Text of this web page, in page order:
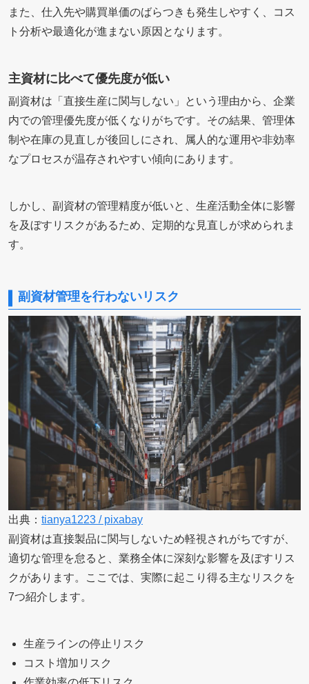
また、仕入先や購買単価のばらつきも発生しやすく、コス
ト分析や最適化が進まない原因となります。
主資材に比べて優先度が低い
副資材は「直接生産に関与しない」という理由から、企業
内での管理優先度が低くなりがちです。その結果、管理体
制や在庫の見直しが後回しにされ、属人的な運用や非効率
なプロセスが温存されやすい傾向にあります。
しかし、副資材の管理精度が低いと、生産活動全体に影響
を及ぼすリスクがあるため、定期的な見直しが求められま
す。
副資材管理を行わないリスク
出典： tianya1223 / pixabay
副資材は直接製品に関与しないため軽視されがちですが、
適切な管理を怠ると、業務全体に深刻な影響を及ぼすリス
クがあります。ここでは、実際に起こり得る主なリスクを
7つ紹介します。
生産ラインの停止リスク
コスト増加リスク